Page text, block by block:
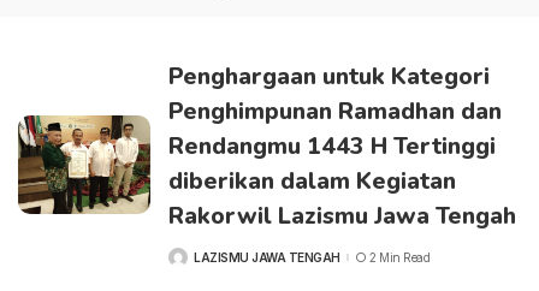
Penghargaan untuk Kategori
Penghimpunan Ramadhan dan
Rendangmu 1443 H Tertinggi
diberikan dalam Kegiatan
Rakorwil Lazismu Jawa Tengah
LAZISMU JAWA TENGAH 2 Min Read